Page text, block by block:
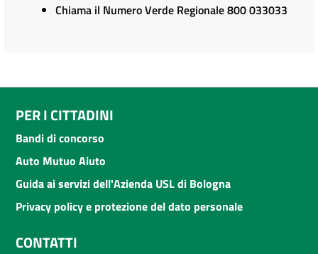
Chiama il Numero Verde Regionale 800 033033
PER I CITTADINI
Bandi di concorso
Auto Mutuo Aiuto
Guida ai servizi dell'Azienda USL di Bologna
Privacy policy e protezione del dato personale
CONTATTI